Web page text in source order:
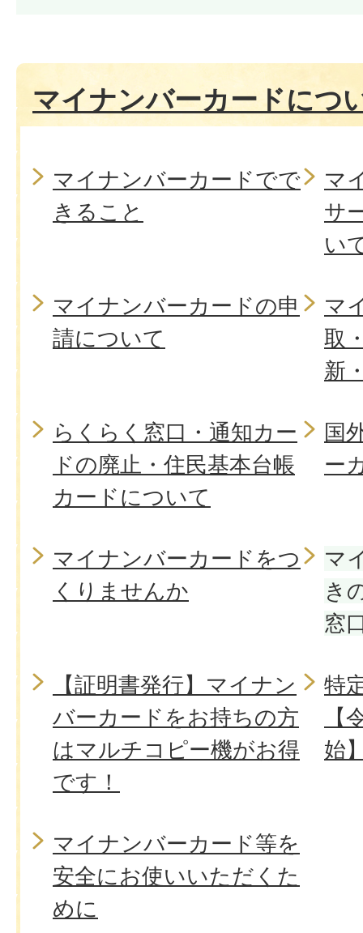
マイナンバーカードにつ
マイナンバーカードでで
きること
マ
サ
い
マイナンバーカードの申
請について
マ
取
新
らくらく窓口・通知カー
ドの廃止・住民基本台帳
カードについて
国
ー
マイナンバーカードをつ
くりませんか
マ
き
窓
【証明書発行】マイナン
バーカードをお持ちの方
はマルチコピー機がお得
です！
特
【
始
マイナンバーカード等を
安全にお使いいただくた
めに